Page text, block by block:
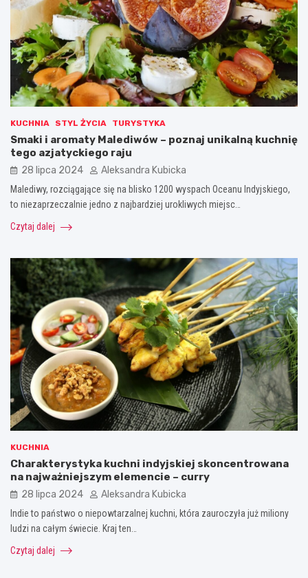
KUCHNIA STYL ŻYCIA TURYSTYKA
Smaki i aromaty Malediwów – poznaj unikalną kuchnię
tego azjatyckiego raju
28 lipca 2024 Aleksandra Kubicka
Malediwy, rozciągające się na blisko 1200 wyspach Oceanu Indyjskiego,
to niezaprzeczalnie jedno z najbardziej urokliwych miejsc…
Czytaj dalej
KUCHNIA
Charakterystyka kuchni indyjskiej skoncentrowana
na najważniejszym elemencie – curry
28 lipca 2024 Aleksandra Kubicka
Indie to państwo o niepowtarzalnej kuchni, która zauroczyła już miliony
ludzi na całym świecie. Kraj ten…
Czytaj dalej